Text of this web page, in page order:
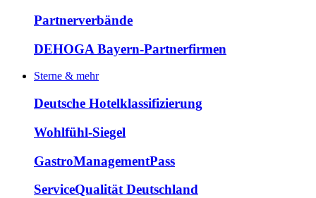
Partnerverbände
DEHOGA Bayern-Partnerfirmen
Sterne & mehr
Deutsche Hotelklassifizierung
Wohlfühl-Siegel
GastroManagementPass
ServiceQualität Deutschland